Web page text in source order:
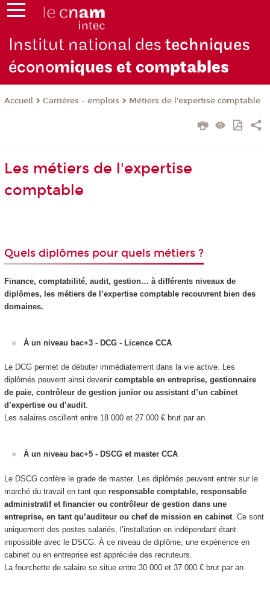
Institut national destechniques
économiques et comptables
Accueil Carrières - emplois Métiers de l'expertise comptable
Les métiers de l'expertise
comptable
Quels diplômes pour quels métiers ?
Finance, comptabilité, audit, gestion… à différents niveaux de
diplômes, les métiers de l’expertise comptable recouvrent bien des
domaines.
À un niveau bac+3 - DCG - Licence CCA
Le DCG permet de débuter immédiatement dans la vie active. Les
diplômés peuvent ainsi devenir comptable en entreprise, gestionnaire
de paie, contrôleur de gestion junior ou assistant d’un cabinet
d’expertise ou d’audit.
Les salaires oscillent entre 18 000 et 27 000 € brut par an.
À un niveau bac+5 - DSCG et master CCA
Le DSCG confère le grade de master. Les diplômés peuvent entrer sur le
marché du travail en tant que responsable comptable, responsable
administratif et financier ou contrôleur de gestion dans une
entreprise, en tant qu’auditeur ou chef de mission en cabinet. Ce sont
uniquement des postes salariés, l’installation en indépendant étant
impossible avec le DSCG. À ce niveau de diplôme, une expérience en
cabinet ou en entreprise est appréciée des recruteurs.
La fourchette de salaire se situe entre 30 000 et 37 000 € brut par an.